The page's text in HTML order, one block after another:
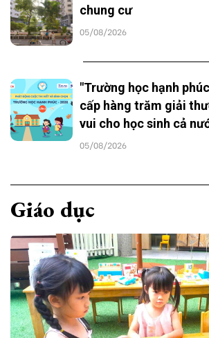
chung cư
05/08/2026
"Trường học hạnh
cấp hàng trăm giải
vui cho học sinh cả
05/08/2026
Giáo dục